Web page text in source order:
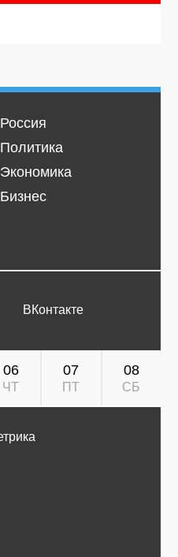
Россия
Политика
Экономика
Бизнес
ВКонтакте
06
ЧТ
07
ПТ
08
СБ